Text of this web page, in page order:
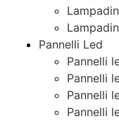
Pannelli Led
Pannelli
Pannelli
Pannelli
Pannelli